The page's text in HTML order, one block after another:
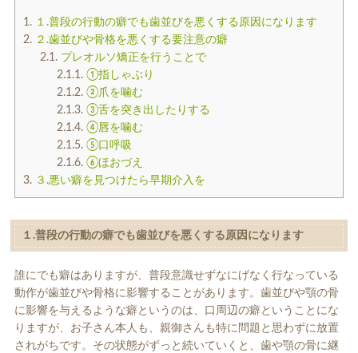
予防歯科
診療時間・アクセス
採用情報
医院からのお知らせ
歯科コラム
1.１.普段の行動の癖でも歯並びを悪くする原因になります
2.２.歯並びや骨格を悪くする要注意の癖
2.1.プレオルソ矯正を行うことで
2.1.1.①指しゃぶり
2.1.2.②爪を噛む
2.1.3.③舌を突き出したりする
2.1.4.④唇を噛む
2.1.5.⑤口呼吸
2.1.6.⑥ほおづえ
3.３.悪い癖を見つけたら早期介入を
１.普段の行動の癖でも歯並びを悪くする原因になります
誰にでも癖はありますが、普段意識せずなにげなく行なっている
動作が歯並びや骨格に影響することがあります。歯並びや顎の骨
に影響を与えるような癖というのは、口周辺の癖ということにな
りますが、お子さん本人も、親御さんも特に問題と思わずに放置
されがちです。その状態がずっと続いていくと、歯や顎の骨に継